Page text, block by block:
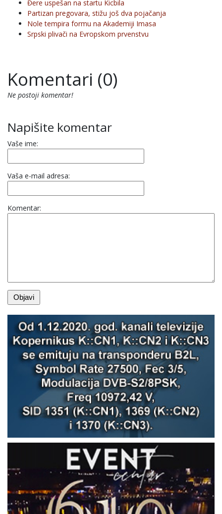
Đere uspešan na startu Kicbila
Partizan pregovara, stižu još dva pojačanja
Nole tempira formu na Akademiji Imasa
Srpski plivači na Evropskom prvenstvu
Komentari (0)
Ne postoji komentar!
Napišite komentar
Vaše ime:
Vaša e-mail adresa:
Komentar: